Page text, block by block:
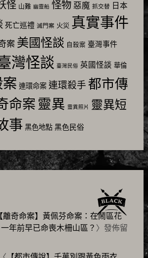
怪 山難 幽靈船 怪物 惡魔 抓交替 日本
死亡巡禮 滅門案 火災 真實事件
案 美國怪談 自殺案 臺灣事件
灣怪談 臺灣民俗 英國怪談 華倫
連環命案 連環殺手 都市傳
命案 靈異 靈異照片 靈異短
事 黑色地點 黑色民俗
離奇命案】黃佩芬命案：在鬧區花
年前早已命喪木柵山區？ 〉發佈留